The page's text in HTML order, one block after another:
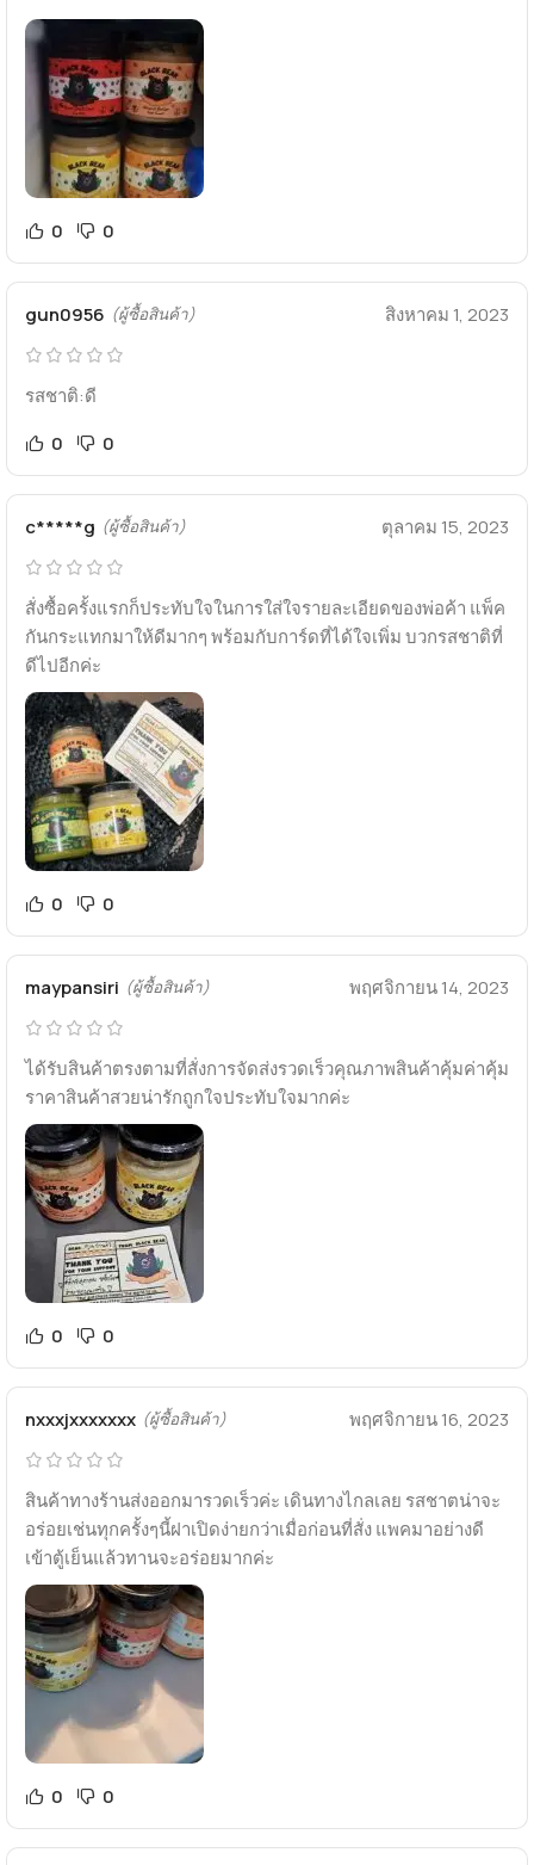
0 0
gun0956 (ผู้ซื้อสินค้า) สิงหาคม 1, 2023
รสชาติ:ดี
0
0
c*****g (ผู้ซื้อสินค้า) ตุลาคม 15, 2023
สั่งซื้อครั้งแรกก็ประทับใจในการใส่ใจรายละเอียดของพ่อค้า แพ็ค
กันกระแทกมาให้ดีมากๆ พร้อมกับการ์ดที่ได้ใจเพิ่ม บวกรสชาติที่
ดีไปอีกค่ะ
0 0
maypansiri (ผู้ซื้อสินค้า) พฤศจิกายน 14, 2023
ได้รับสินค้าตรงตามที่สั่งการจัดส่งรวดเร็วคุณภาพสินค้าคุ้มค่าคุ้ม
ราคาสินค้าสวยน่ารักถูกใจประทับใจมากค่ะ
0 0
nxxxjxxxxxxx (ผู้ซื้อสินค้า) พฤศจิกายน 16, 2023
สินค้าทางร้านส่งออกมารวดเร็วค่ะ เดินทางไกลเลย รสชาตน่าจะ
อร่อยเช่นทุกครั้งๆนี้ฝาเปิดง่ายกว่าเมื่อก่อนที่สั่ง แพคมาอย่างดี
เข้าตู้เย็นแล้วทานจะอร่อยมากค่ะ
0 0